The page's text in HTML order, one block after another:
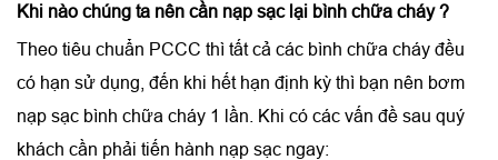
Khi nào chúng ta nên cần nạp sạc lại bình chữa cháy?
Theo tiêu chuẩn PCCC thì tất cả các bình chữa cháy đều
có hạn sử dụng, đến khi hết hạn định kỳ thì bạn nên bơm
nạp sạc bình chữa cháy 1 lần. Khi có các vấn đề sau quý
khách cần phải tiến hành nạp sạc ngay: